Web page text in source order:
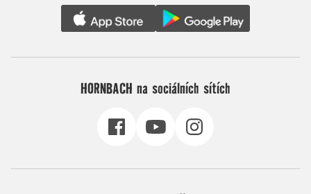
HORNBACH na sociálních sítích